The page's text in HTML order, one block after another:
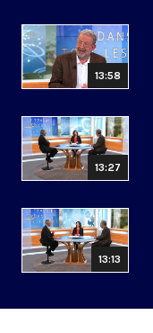
13:58
13:27
13:13